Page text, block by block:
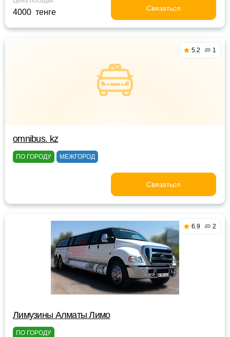
4000 тенге Связаться
5.2 1
omnibus. kz
ПО ГОРОДУ МЕЖГОРОД
Связаться
6.9 2
Лимузины Алматы Лимо
ПО ГОРОДУ